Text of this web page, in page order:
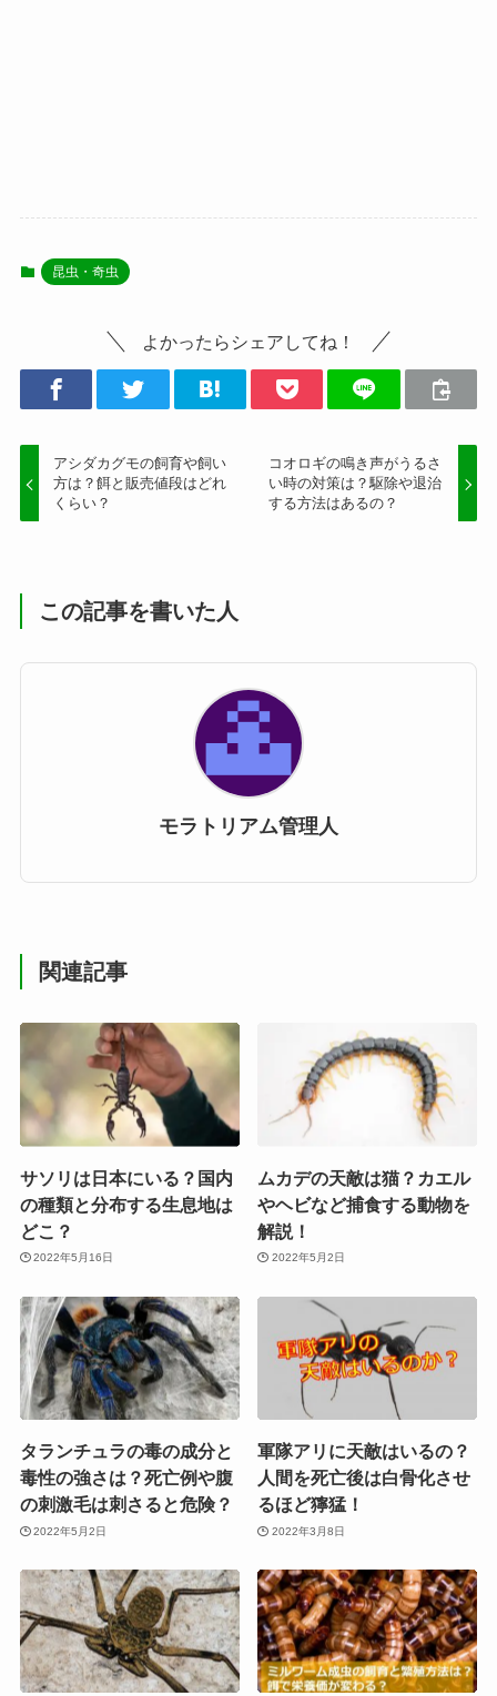
昆虫・奇虫
よかったらシェアしてね！
アシダカグモの飼育や飼い
方は？餌と販売値段はどれ
くらい？
コオロギの鳴き声がうるさ
い時の対策は？駆除や退治
する方法はあるの？
この記事を書いた人
モラトリアム管理人
関連記事
サソリは日本にいる？国内
の種類と分布する生息地は
どこ？
2022年5月16日
ムカデの天敵は猫？カエル
やヘビなど捕食する動物を
解説！
2022年5月2日
タランチュラの毒の成分と
毒性の強さは？死亡例や腹
の刺激毛は刺さると危険？
2022年5月2日
軍隊アリに天敵はいるの？
人間を死亡後は白骨化させ
るほど獰猛！
2022年3月8日